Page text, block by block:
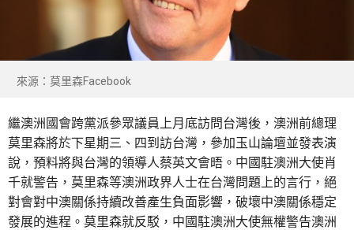
來源：莫里森Facebook
繼澳洲國會跨黨派參眾議員上月底訪問台灣後，澳洲前總理
莫里森將於下星期三、四到訪台灣，參加玉山論壇並發表演
說，預料將與台灣的領導人蔡英文會晤。中國駐澳洲大使肖
千就警告，莫里森等澳洲政界人士在台灣問題上的言行，絕
對會對中澳關係持續改善產生負面影響，破壞中澳關係穩定
發展的進程。莫里森就反駁，中國駐澳洲大使無權警告澳洲